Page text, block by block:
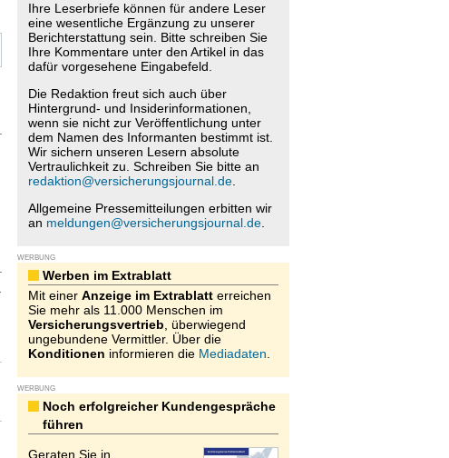
Ihre Leserbriefe können für andere Leser
eine wesentliche Ergänzung zu unserer
Berichterstattung sein. Bitte schreiben Sie
Ihre Kommentare unter den Artikel in das
dafür vorgesehene Eingabefeld.
Die Redaktion freut sich auch über
Hintergrund- und Insiderinformationen,
wenn sie nicht zur Veröffentlichung unter
dem Namen des Informanten bestimmt ist.
Wir sichern unseren Lesern absolute
Vertraulichkeit zu. Schreiben Sie bitte an
redaktion@versicherungsjournal.de.
Allgemeine Pressemitteilungen erbitten wir
an meldungen@versicherungsjournal.de.
WERBUNG
Werben im Extrablatt
Mit einer Anzeige im Extrablatterreichen
Sie mehr als 11.000 Menschen im
Versicherungsvertrieb , überwiegend
ungebundene Vermittler. Über die
Konditionen informieren die Mediadaten
WERBUNG
Noch erfolgreicher Kundengespräche
führen
Geraten Sie in